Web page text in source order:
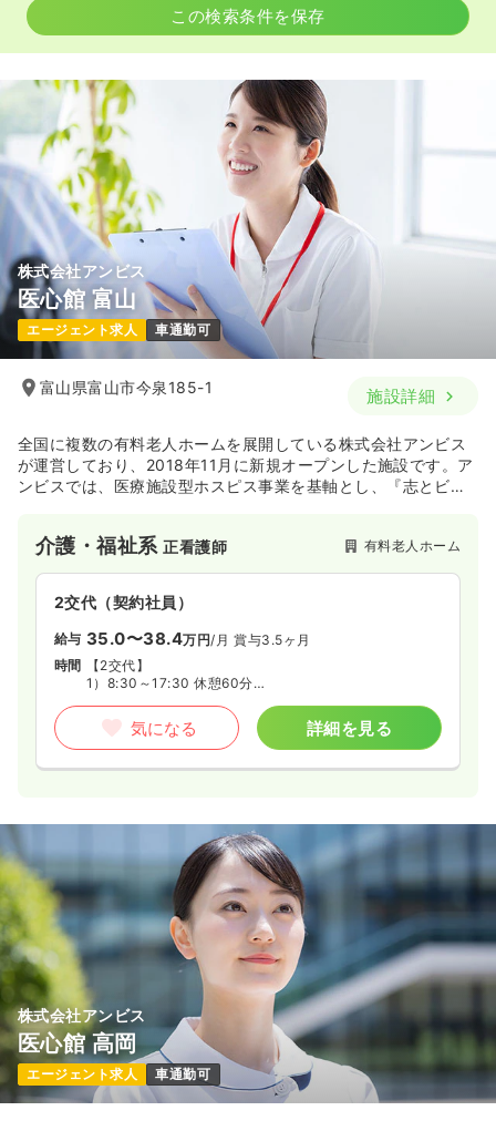
詳細を見る
この検索条件を保存
株式会社アンビス
医心館 富山
エージェント求人 車通勤可
富山県富山市今泉185-1 施設詳細
全国に複数の有料老人ホームを展開している株式会社アンビス
が運営しており、2018年11月に新規オープンした施設です。ア
ンビスでは、医療施設型ホスピス事業を基軸とし、『志とビジ
師・介護士による訪問ケア対応が可能な『医療特化型施設』と
なっています。医療依存度が高い方に向けた新しいお住まいの
提案をしています。
介護・福祉系正看護師 有料老人ホーム
2交代（契約社員）
給与 35.0〜38.4万円/月 賞与3.5ヶ月
時間
【2交代】
1）8:30～17:30 休憩60分
※夜勤明けの次の日は基本お休み
気になる 詳細を見る
株式会社アンビス
医心館 高岡
エージェント求人 車通勤可